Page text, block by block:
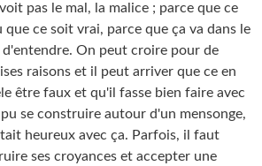
pas le mal, la malice ; parce que ce
ce soit vrai, parce que ça va dans le
d'entendre. On peut croire pour de
raisons et il peut arriver que ce en
être faux et qu'il fasse bien faire avec
se construire autour d'un mensonge,
heureux avec ça. Parfois, il faut
ses croyances et accepter une